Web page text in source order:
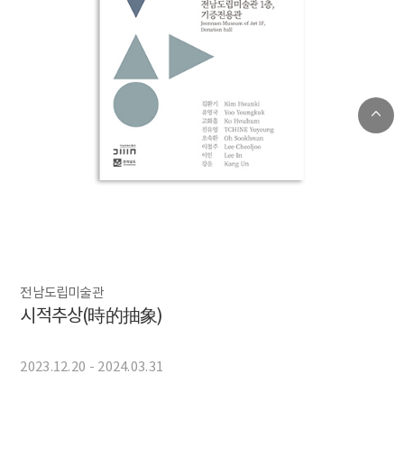
전남도립미술관
시적추상(時的抽象)
2023.12.20 - 2024.03.31